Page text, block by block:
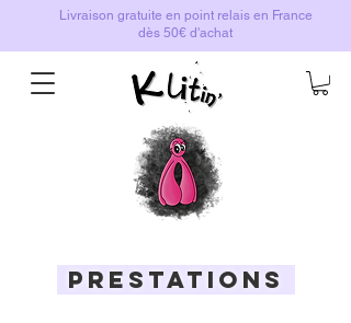
Livraison gratuite en point relais en France
dès 50€ d'achat
PRESTATIONS